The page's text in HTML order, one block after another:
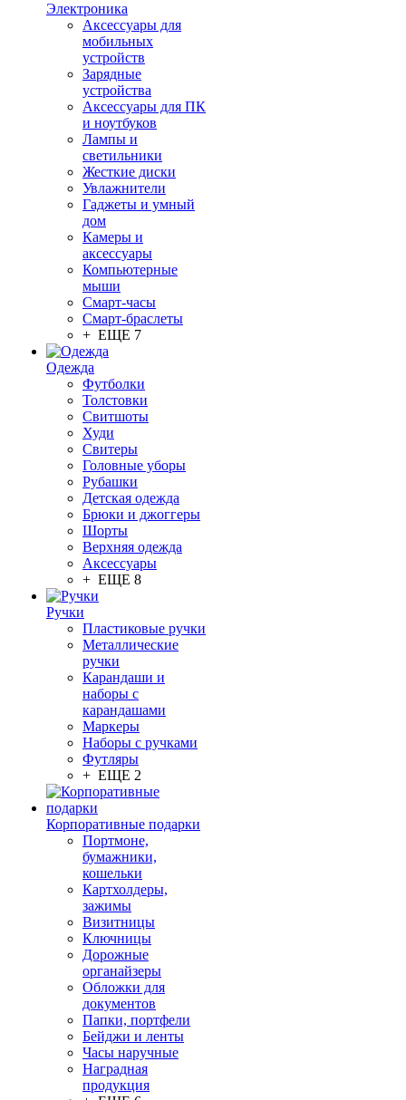
Электроника
Аксессуары для
мобильных
устройств
Зарядные
устройства
Аксессуары для ПК
и ноутбуков
Лампы и
светильники
Жесткие диски
Увлажнители
Гаджеты и умный
дом
Камеры и
аксессуары
Компьютерные
мыши
Смарт-часы
Смарт-браслеты
+ ЕЩЕ 7
Одежда
Футболки
Толстовки
Свитшоты
Худи
Свитеры
Головные уборы
Рубашки
Детская одежда
Брюки и джоггеры
Шорты
Верхняя одежда
Аксессуары
+ ЕЩЕ 8
Ручки
Пластиковые ручки
Металлические
ручки
Карандаши и
наборы с
карандашами
Маркеры
Наборы с ручками
Футляры
+ ЕЩЕ 2
Корпоративные подарки
Портмоне,
бумажники,
кошельки
Картхолдеры,
зажимы
Визитницы
Ключницы
Дорожные
органайзеры
Обложки для
документов
Папки, портфели
Бейджи и ленты
Часы наручные
Наградная
продукция